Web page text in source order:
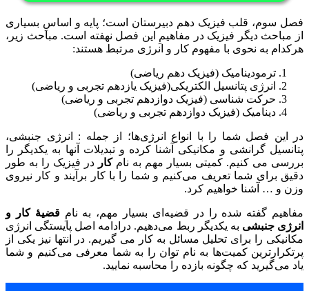
فصل سوم، قلب فیزیک دهم دبیرستان است؛ پایه و اساسِ بسیاری
از مباحث دیگر فیزیک در مفاهیمِ این فصل نهفته است. مباحث زیر،
هرکدام به نحوی با مفهوم کار و انرژی مرتبط هستند:
ترمودینامیک (فیزیک دهم ریاضی)
انرژی پتانسیل الکتریکی(فیزیک یازدهم تجربی و ریاضی)
حرکت شناسی (فیزیک دوازدهم تجربی و ریاضی)
دینامیک (فیزیک دوازدهم تجربی و ریاضی)
در این فصل شما را با انواع انرژی‌ها؛ از جمله : انرژی جنبشی،
پتانسیل گرانشی و مکانیکی آشنا کرده و تبدیلات آنها به یکدیگر را
بررسی می کنیم. کمیتی بسیار مهم به نامکار در فیزیک را به طور
دقیق برای شما تعریف می‌کنیم و شما را با کار برآیند و کار نیروی
وزن و … آشنا خواهیم کرد.
مفاهیم گفته شده را در قضیه‌ای بسیار مهم، به نامِقضیۀ کار و
انرژی جنبشی به یکدیگر ربط می‌دهیم. درادامه اصل پایستگی انرژی
مکانیکی را برای تحلیل مسائل به کار می گیریم. در انتها نیز یکی از
پرتکرارترین کمیت‌ها به نام توان را به شما معرفی می‌کنیم و شما
یاد می‌گیرید که چگونه بازده را محاسبه نمایید.